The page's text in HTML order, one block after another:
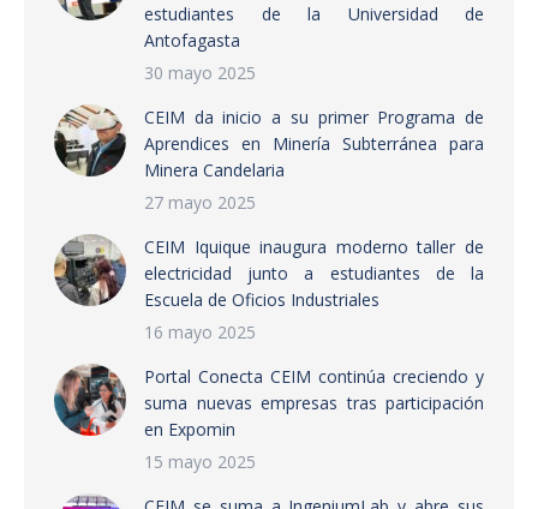
estudiantes de la Universidad de
Antofagasta
30 mayo 2025
CEIM da inicio a su primer Programa de
Aprendices en Minería Subterránea para
Minera Candelaria
27 mayo 2025
CEIM Iquique inaugura moderno taller de
electricidad junto a estudiantes de la
Escuela de Oficios Industriales
16 mayo 2025
Portal Conecta CEIM continúa creciendo y
suma nuevas empresas tras participación
en Expomin
15 mayo 2025